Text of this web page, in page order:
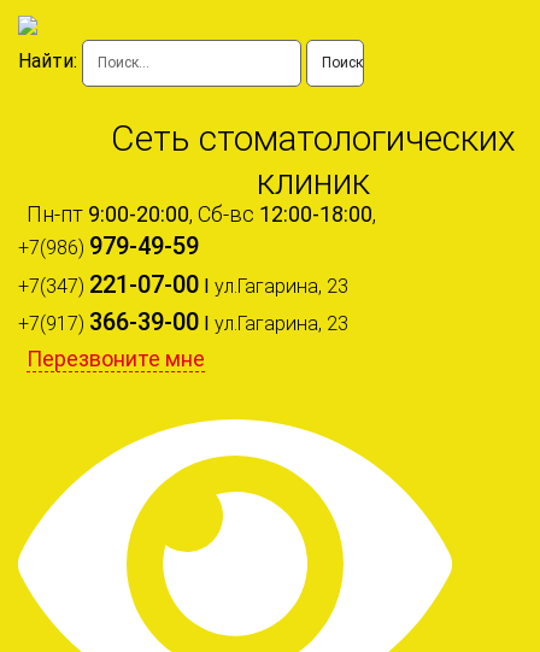
Найти:
Сеть стоматологических
клиник
Пн-пт 9:00-20:00, Сб-вс 12:00-18:00,
+7(986) 979-49-59
+7(347) 221-07-00 I ул.Гагарина, 23
+7(917) 366-39-00 I ул.Гагарина, 23
Перезвоните мне